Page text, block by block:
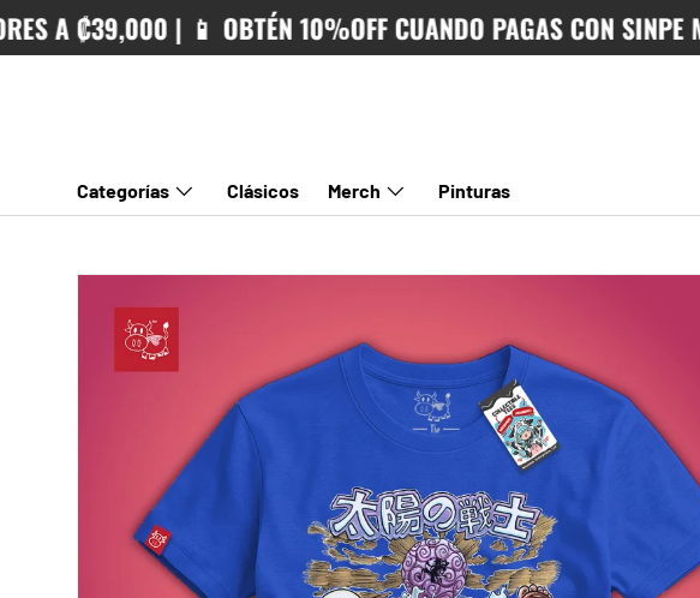
IR AL CONTENIDO
₡39,000 | 📱 OBTÉN 10%OFF CUANDO PAGAS CON SINPE MÓVIL
Categorías Clásicos Merch Pinturas
IR DIRECTAMENTE A LA INFORMACIÓN DEL PRODUCTO